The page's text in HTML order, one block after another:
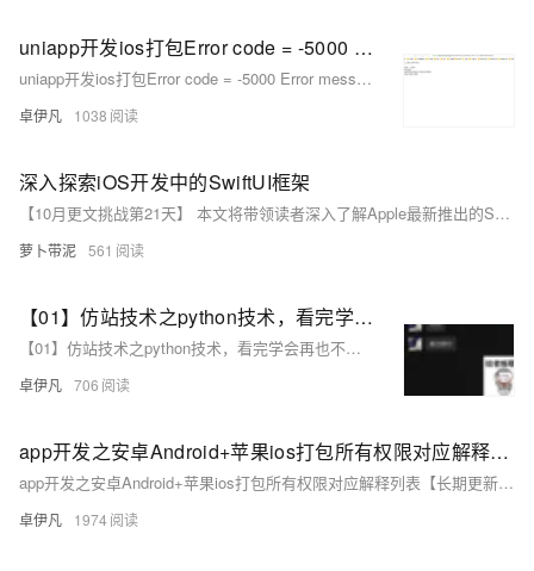
uniapp开发ios打包Error code = -5000 Error message: Error: certificate file(p12) import failed!报错问题如何解决
uniapp开发ios打包Error code = -5000 Error message: Error: certificate file(p12) import failed!报错问题如何解决
卓伊凡 1038
深入探索iOS开发中的SwiftUI框架
【10月更文挑战第21天】 本文将带领读者深入了解Apple最新推出的SwiftUI框架，这一革命性的用户界面构建工具为iOS开发者提供了一种声明式、高效且直观的方式来创建复杂的用户界面。通过分析SwiftUI的核心概念、主要特性以及在实际项目中的应用示例，我们将展示如何利用SwiftUI简化UI代码，提高开发效率，并保持应用程序的高性能和响应性。无论你是iOS开发的新手还是有经验的开发者，本文都将为你提供宝贵的见解和实用的指导。
萝卜带泥 561
【01】仿站技术之python技术，看完学会再也不用去购买收费工具了-用python扒一个app下载落地页-包括安卓android下载（简单）-ios苹果plist下载（稍微麻烦一丢丢）-客户的麻将软件需要下载落地页并且要做搜索引擎推广-本文用python语言快速开发爬取落地页下载-优雅草卓伊凡
【01】仿站技术之python技术，看完学会再也不用去购买收费工具了-用python扒一个app下载落地页-包括安卓android下载（简单）-ios苹果plist下载（稍微麻烦一丢丢）-客户的麻将软件需要下载落地页并且要做搜索引擎推广-本文用python语言快速开发爬取落地页下载-优雅草卓伊凡
卓伊凡 706
app开发之安卓Android+苹果ios打包所有权限对应解释列表【长期更新】-以及默认打包自动添加权限列表和简化后的基本打包权限列表以uniapp为例-优雅草央千澈
app开发之安卓Android+苹果ios打包所有权限对应解释列表【长期更新】-以及默认打包自动添加权限列表和简化后的基本打包权限列表以uniapp为例-优雅草央千澈
卓伊凡 1974